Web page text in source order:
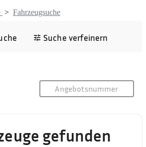
> Fahrzeugsuche
Suche verfeinern
gefunden